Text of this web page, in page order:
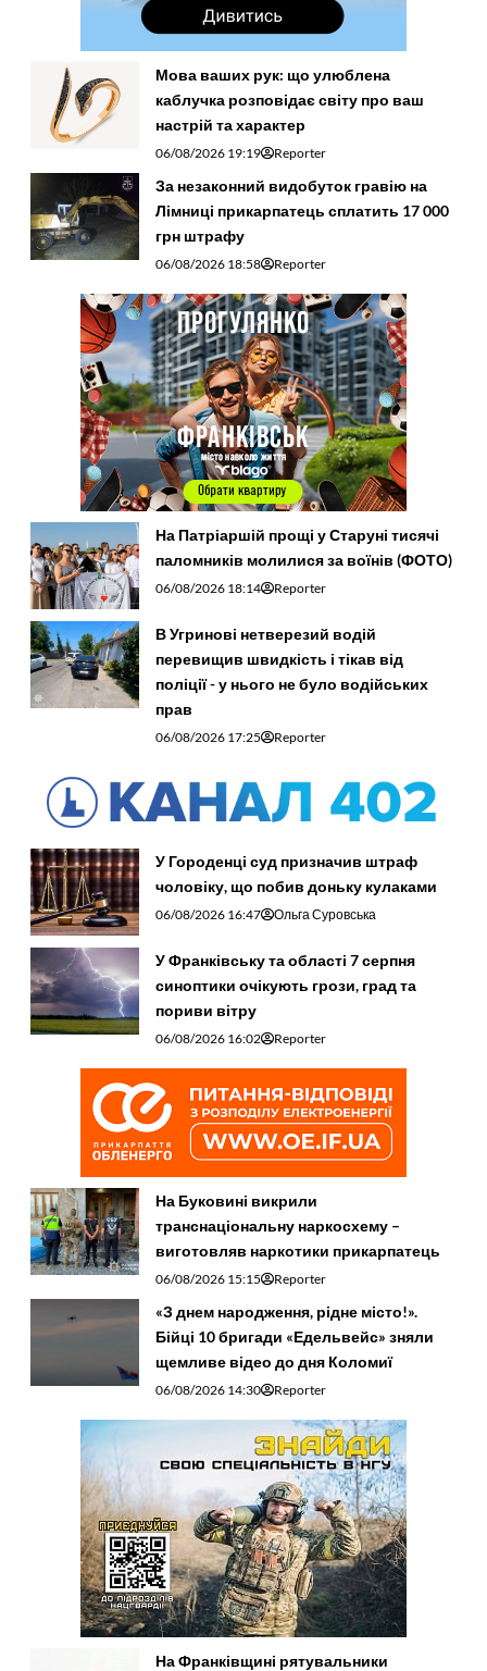
Мова ваших рук: що улюблена
каблучка розповідає світу про ваш
настрій та характер
06/08/2026 19:19 Reporter
За незаконний видобуток гравію на
Лімниці прикарпатець сплатить 17 000
грн штрафу
06/08/2026 18:58 Reporter
На Патріаршій прощі у Старуні тисячі
паломників молилися за воїнів (ФОТО)
06/08/2026 18:14 Reporter
В Угринові нетверезий водій
перевищив швидкість і тікав від
поліції - у нього не було водійських
прав
06/08/2026 17:25 Reporter
У Городенці суд призначив штраф
чоловіку, що побив доньку кулаками
06/08/2026 16:47 Ольга Суровська
У Франківську та області 7 серпня
синоптики очікують грози, град та
пориви вітру
06/08/2026 16:02 Reporter
На Буковині викрили
транснаціональну наркосхему –
виготовляв наркотики прикарпатець
06/08/2026 15:15 Reporter
«З днем народження, рідне місто!».
Бійці 10 бригади «Едельвейс» зняли
щемливе відео до дня Коломиї
06/08/2026 14:30 Reporter
На Франківщині рятувальники